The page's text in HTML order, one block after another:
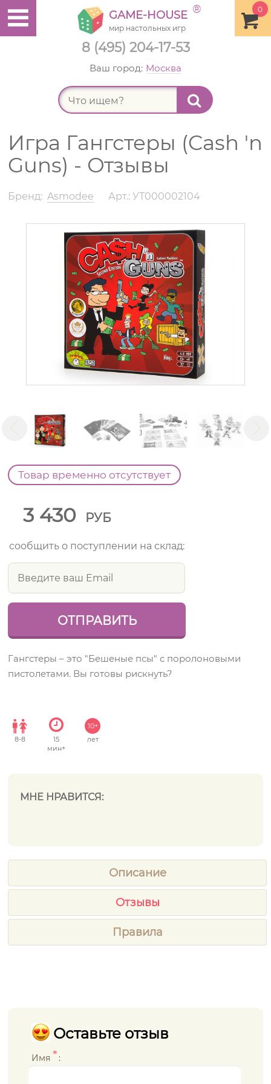
8 (495) 204-17-53
0
GAME-HOUSE ®
мир настольных игр
Ваш город: Москва
Игра Гангстеры (Cash 'n
Guns) - Отзывы
Бренд: Asmodee Арт.: УТ000002104
Товар временно отсутствует
3 430 РУБ
сообщить о поступлении на склад:
Гангстеры – это "Бешеные псы" с поролоновыми
пистолетами. Вы готовы рискнуть?
8-8
15
мин+
10+
лет
МНЕ НРАВИТСЯ:
Описание
Отзывы
Правила
Оставьте отзыв
Имя * :